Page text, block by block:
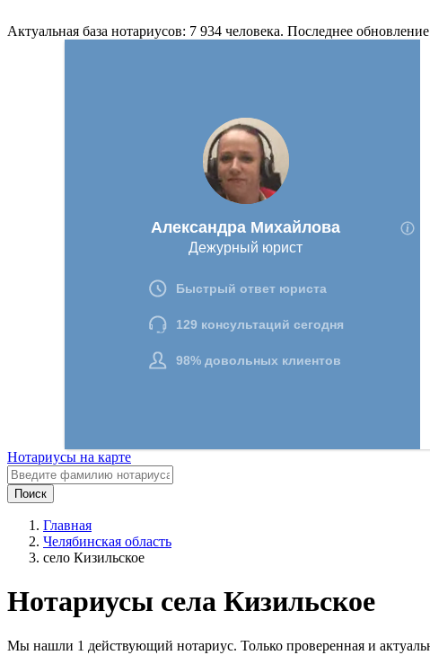
Актуальная база нотариусов: 7 934 человека. Последнее
Нотариусы на карте
Поиск
Главная
Челябинская область
село Кизильское
Нотариусы села Кизильское
Мы нашли 1 действующий нотариус. Только проверенная и